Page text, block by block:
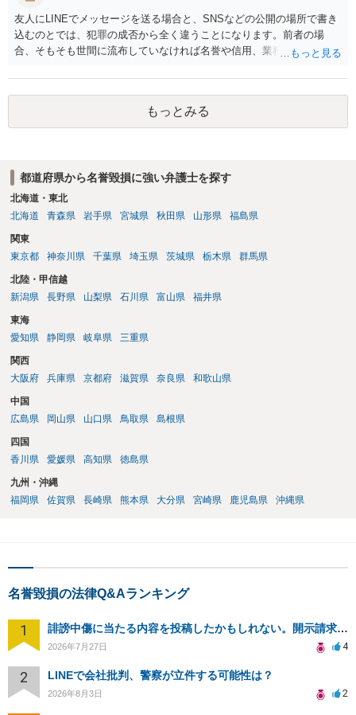
友人にLINEでメッセージを送る場合と、SNSなどの公開の場所で書き
込むのとでは、犯罪の成否から全く違うことになります。前者の場
合、そもそも世間に流布していなければ名誉や信用、業務にかかる犯
もっとみる
都道府県から名誉毀損に強い弁護士を探す
北海道・東北
北海道
青森県 岩手県 宮城県 秋田県 山形県 福島県
関東
東京都
神奈川県 千葉県 埼玉県 茨城県 栃木県 群馬県
北陸・甲信越
新潟県
長野県 山梨県 石川県 富山県 福井県
東海
愛知県
静岡県 岐阜県 三重県
関西
大阪府
兵庫県 京都府 滋賀県 奈良県 和歌山県
中国
広島県
岡山県 山口県 鳥取県 島根県
四国
香川県
愛媛県 高知県 徳島県
九州・沖縄
福岡県
佐賀県 長崎県 熊本県 大分県 宮崎県 鹿児島県 沖縄県
名誉毀損の法律Q&Aランキング
1 誹謗中傷に当たる内容を投稿したかもしれない。開示請求や民事刑事裁判に発展しうるのか教えて欲しい。
2026年7月27日 4
2 LINEで会社批判、警察が立件する可能性は？
2026年8月3日 2